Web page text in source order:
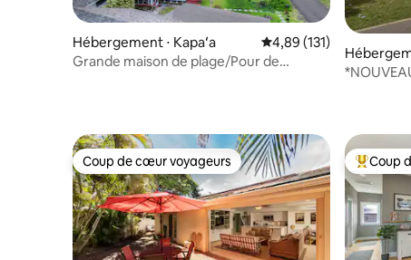
Hébergement ⋅ Kapaʻa Évaluation moyenne
4,89 (131)
Grande maison de plage/Pour de
Coup de cœur voyageurs
Coup de cœur voyageurs Coups
Coup